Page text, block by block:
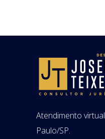
Atendimento
Paulo/SP.